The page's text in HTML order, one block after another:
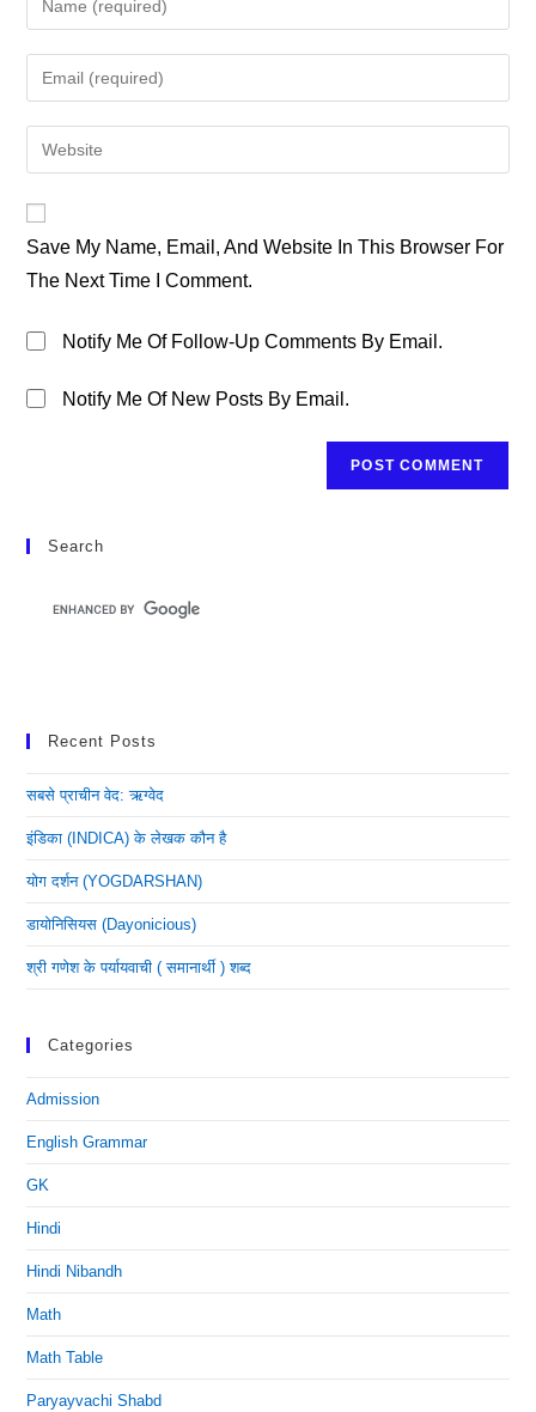
Your
Name
Or
To
Comment
Your
Email
Address
Your
URL
(optional)
Save My Name, Email, And Website In This Browser For
The Next Time I Comment.
Notify Me Of Follow-Up Comments By Email.
Notify Me Of New Posts By Email.
Search
Recent Posts
सबसे प्राचीन वेद: ऋग्वेद
इंडिका (INDICA) के लेखक कौन है
योग दर्शन (YOGDARSHAN)
डायोनिसियस (dayonicious)
श्री गणेश के पर्यायवाची ( समानार्थी ) शब्द
Categories
Admission
English Grammar
GK
Hindi
Hindi Nibandh
Math
Math Table
Paryayvachi Shabd